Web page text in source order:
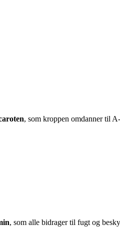
, som kroppen omdanner til
, som alle bidrager til fugt og